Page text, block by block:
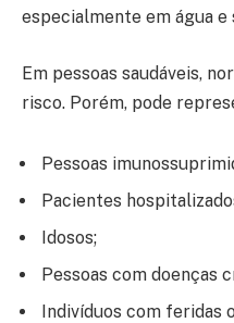
especialmente em água e
Em pessoas saudáveis,
risco. Porém, pode
Pessoas
Pacientes
Idosos;
Pessoas com doenças
Indivíduos com feridas